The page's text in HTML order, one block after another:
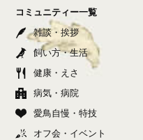
コミュニティー一覧
雑談・挨拶
飼い方・生活
健康・えさ
病気・病院
愛鳥自慢・特技
オフ会・イベント